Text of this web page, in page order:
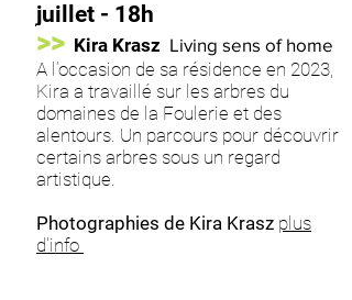
juillet - 18h
>> Kira Krasz Living sens of home
A l’occasion de sa résidence en 2023,
Kira a travaillé sur les arbres du
domaines de la Foulerie et des
alentours. Un parcours pour découvrir
certains arbres sous un regard
artistique.
Photographies de Kira Krasz plus
d'info